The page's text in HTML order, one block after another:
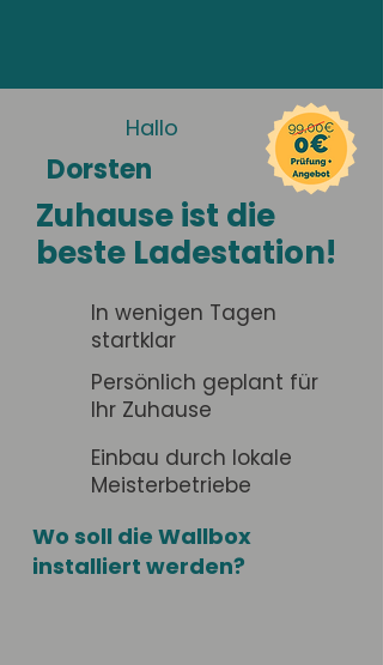
Hallo
Dorsten
Zuhause ist die
beste Ladestation!
In wenigen Tagen
startklar
Persönlich geplant für
Ihr Zuhause
Einbau durch lokale
Meisterbetriebe
Wo soll die Wallbox
installiert werden?